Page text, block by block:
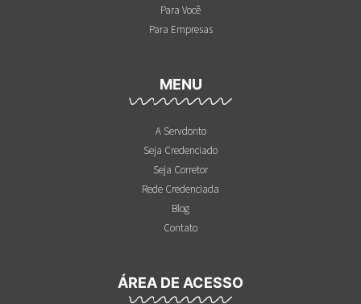
Para Você
Para Empresas
MENU
A Servdonto
Seja Credenciado
Seja Corretor
Rede Credenciada
Blog
Contato
ÁREA DE ACESSO